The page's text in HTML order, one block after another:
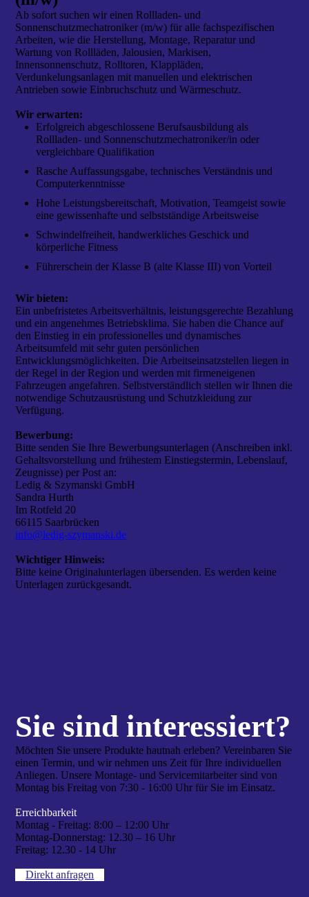
Ab sofort suchen wir einen Rollladen- und
Sonnenschutzmechatroniker (m/w) für alle fachspezifischen
Arbeiten, wie die Herstellung, Montage, Reparatur und
Wartung von Rollläden, Jalousien, Markisen,
Innensonnenschutz, Rolltoren, Klappläden,
Verdunkelungsanlagen mit manuellen und elektrischen
Antrieben sowie Einbruchschutz und Wärmeschutz.
Wir erwarten:
Erfolgreich abgeschlossene Berufsausbildung als
Rollladen- und Sonnenschutzmechatroniker/in oder
vergleichbare Qualifikation
Rasche Auffassungsgabe, technisches Verständnis und
Computerkenntnisse
Hohe Leistungsbereitschaft, Motivation, Teamgeist sowie
eine gewissenhafte und selbstständige Arbeitsweise
Schwindelfreiheit, handwerkliches Geschick und
körperliche Fitness
Führerschein der Klasse B (alte Klasse III) von Vorteil
Wir bieten:
Ein unbefristetes Arbeitsverhältnis, leistungsgerechte Bezahlung
und ein angenehmes Betriebsklima. Sie haben die Chance auf
den Einstieg in ein professionelles und dynamisches
Arbeitsumfeld mit sehr guten persönlichen
Entwicklungsmöglichkeiten. Die Arbeitseinsatzstellen liegen in
der Regel in der Region und werden mit firmeneigenen
Fahrzeugen angefahren. Selbstverständlich stellen wir Ihnen die
notwendige Schutzausrüstung und Schutzkleidung zur
Verfügung.
Bewerbung:
Bitte senden Sie Ihre Bewerbungsunterlagen (Anschreiben inkl.
Gehaltsvorstellung und frühestem Einstiegstermin, Lebenslauf,
Zeugnisse) per Post an:
Ledig & Szymanski GmbH
Sandra Hurth
Im Rotfeld 20
66115 Saarbrücken
info@ledig-szymanski.de
Wichtiger Hinweis:
Bitte keine Originalunterlagen übersenden. Es werden keine
Unterlagen zurückgesandt.
Sie sind interes­siert?
Möchten Sie unsere Produkte hautnah erleben? Vereinbaren Sie
einen Termin, und wir nehmen uns Zeit für Ihre individuellen
Anliegen. Unsere Montage- und Servicemitarbeiter sind von
Montag bis Freitag von 7:30 - 16:00 Uhr für Sie im Einsatz.
Erreichbarkeit
Montag - Freitag: 8:00 – 12:00 Uhr
Montag-Donnerstag: 12.30 – 16 Uhr
Freitag: 12.30 - 14 Uhr
Direkt anfragen